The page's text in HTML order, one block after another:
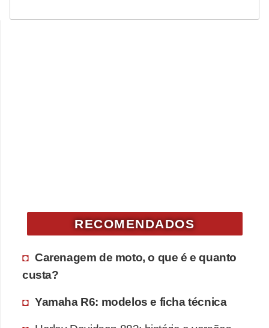
RECOMENDADOS
Carenagem de moto, o que é e quanto
custa?
Yamaha R6: modelos e ficha técnica